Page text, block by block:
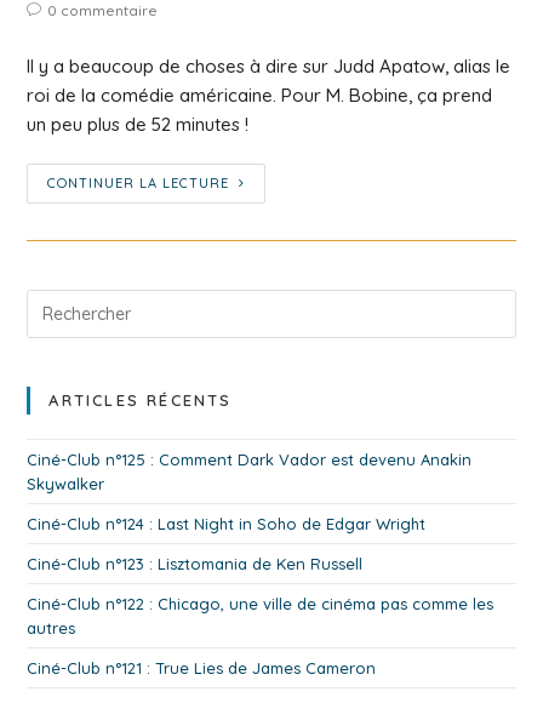
0 commentaire
Il y a beaucoup de choses à dire sur Judd Apatow, alias le
roi de la comédie américaine. Pour M. Bobine, ça prend
un peu plus de 52 minutes !
CONTINUER LA LECTURE
ARTICLES RÉCENTS
Ciné-Club n°125 : Comment Dark Vador est devenu Anakin
Skywalker
Ciné-Club n°124 : Last Night in Soho de Edgar Wright
Ciné-Club n°123 : Lisztomania de Ken Russell
Ciné-Club n°122 : Chicago, une ville de cinéma pas comme les
autres
Ciné-Club n°121 : True Lies de James Cameron